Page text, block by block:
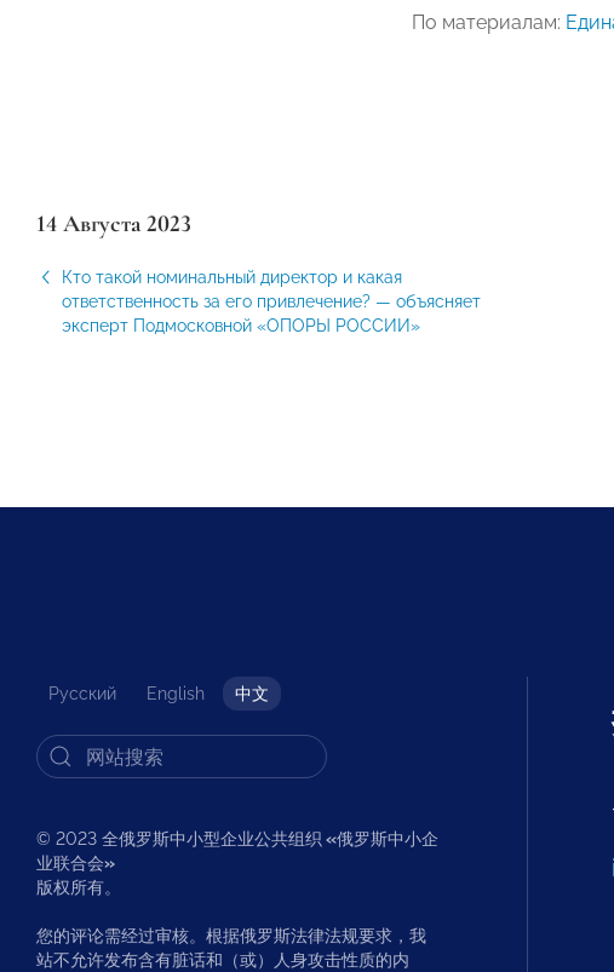
По материалам:
14 Августа 2023
Кто такой номинальный директор и какая
ответственность за его привлечение? — объясняет
эксперт Подмосковной «ОПОРЫ РОССИИ»
Русский English 中文
© 2023 全俄罗斯中小型企业公共组织 «俄罗斯中小企
业联合会»
版权所有。
您的评论需经过审核。根据俄罗斯法律法规要求，我
站不允许发布含有脏话和（或）人身攻击性质的内